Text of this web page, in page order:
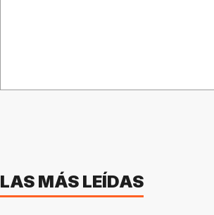
LAS MÁS LEÍDAS